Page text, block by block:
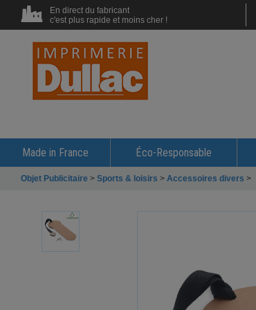
En direct du fabricant
c'est plus rapide et moins cher !
Made in France Éco-Responsable
Objet Publicitaire > Sports & loisirs > Accessoires divers >